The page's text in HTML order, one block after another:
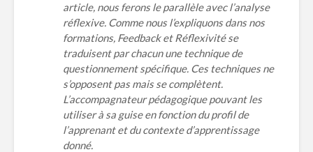
article, nous ferons le parallèle avec l’analyse
réflexive. Comme nous l’expliquons dans nos
formations, Feedback et Réflexivité se
traduisent par chacun une technique de
questionnement spécifique. Ces techniques ne
s’opposent pas mais se complètent.
L’accompagnateur pédagogique pouvant les
utiliser à sa guise en fonction du profil de
l’apprenant et du contexte d’apprentissage
donné.